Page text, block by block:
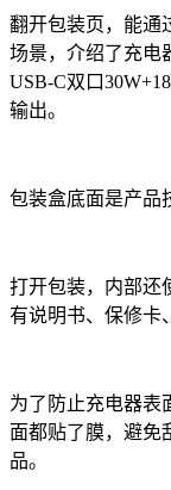
翻开包装页，能通
场景，介绍了充电
USB-C双口
输出。
包装盒底面是产品
打开包装，内部还
有说明书、保修卡
为了防止充电器表
面都贴了膜，避免
品。